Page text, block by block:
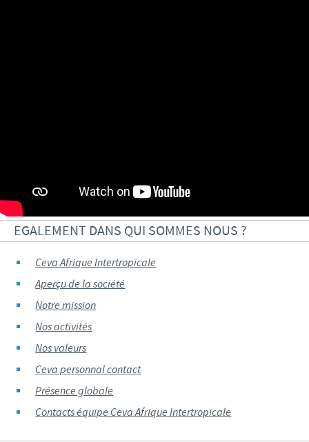
EGALEMENT DANS QUI SOMMES NOUS ?
Ceva Afrique Intertropicale
Aperçu de la société
Notre mission
Nos activités
Nos valeurs
Ceva personnal contact
Présence globale
Contacts équipe Ceva Afrique Intertropicale